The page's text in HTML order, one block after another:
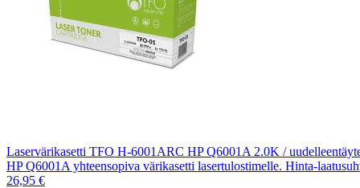
Laservärikasetti TFO H-6001ARC HP Q6001A 2.0K /
HP Q6001A yhteensopiva värikasetti lasertulostimelle. Hinta-
26,95 €